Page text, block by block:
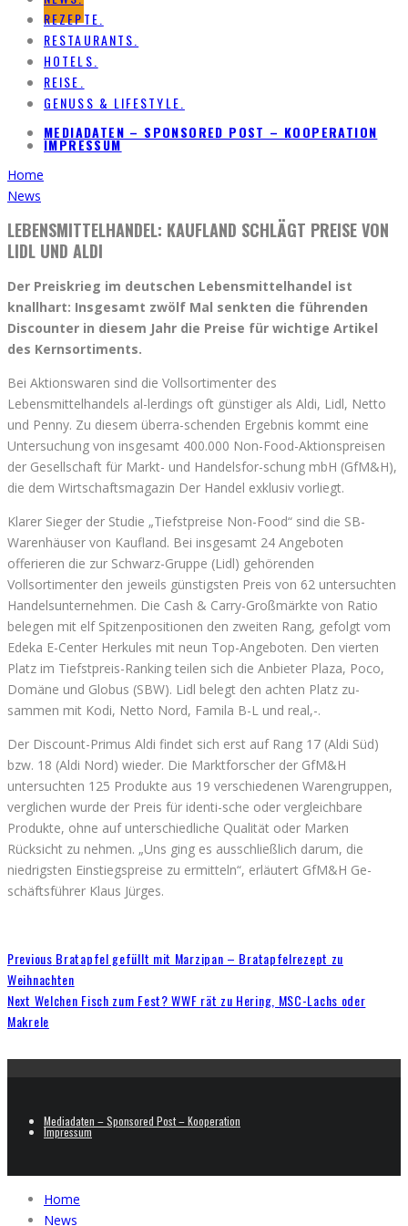
REZEPTE.
RESTAURANTS.
HOTELS.
REISE.
GENUSS & LIFESTYLE.
MEDIADATEN – SPONSORED POST – KOOPERATION
IMPRESSUM
Home
News
LEBENSMITTELHANDEL: KAUFLAND SCHLÄGT PREISE VON
LIDL UND ALDI
Der Preiskrieg im deutschen Lebensmittelhandel ist
knallhart: Insgesamt zwölf Mal senkten die führenden
Discounter in diesem Jahr die Preise für wichtige Artikel
des Kernsortiments.
Bei Aktionswaren sind die Vollsortimenter des
Lebensmittelhandels al-lerdings oft günstiger als Aldi, Lidl, Netto
und Penny. Zu diesem überra-schenden Ergebnis kommt eine
Untersuchung von insgesamt 400.000 Non-Food-Aktionspreisen
der Gesellschaft für Markt- und Handelsfor-schung mbH (GfM&H),
die dem Wirtschaftsmagazin Der Handel exklusiv vorliegt.
Klarer Sieger der Studie „Tiefstpreise Non-Food“ sind die SB-
Warenhäuser von Kaufland. Bei insgesamt 24 Angeboten
offerieren die zur Schwarz-Gruppe (Lidl) gehörenden
Vollsortimenter den jeweils günstigsten Preis von 62 untersuchten
Handelsunternehmen. Die Cash & Carry-Großmärkte von Ratio
belegen mit elf Spitzenpositionen den zweiten Rang, gefolgt vom
Edeka E-Center Herkules mit neun Top-Angeboten. Den vierten
Platz im Tiefstpreis-Ranking teilen sich die Anbieter Plaza, Poco,
Domäne und Globus (SBW). Lidl belegt den achten Platz zu-
sammen mit Kodi, Netto Nord, Famila B-L und real,-.
Der Discount-Primus Aldi findet sich erst auf Rang 17 (Aldi Süd)
bzw. 18 (Aldi Nord) wieder. Die Marktforscher der GfM&H
untersuchten 125 Produkte aus 19 verschiedenen Warengruppen,
verglichen wurde der Preis für identi-sche oder vergleichbare
Produkte, ohne auf unterschiedliche Qualität oder Marken
Rücksicht zu nehmen. „Uns ging es ausschließlich darum, die
niedrigsten Einstiegspreise zu ermitteln“, erläutert GfM&H Ge-
schäftsführer Klaus Jürges.
Previous Bratapfel gefüllt mit Marzipan – Bratapfelrezept zu
Weihnachten
Next Welchen Fisch zum Fest? WWF rät zu Hering, MSC-Lachs oder
Makrele
Mediadaten – Sponsored Post – Kooperation
Impressum
Home
News